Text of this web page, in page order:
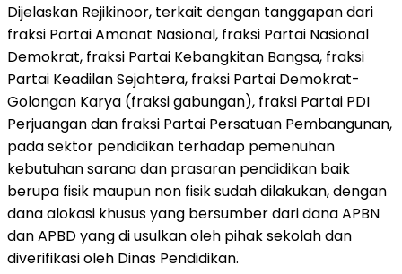
Dijelaskan Rejikinoor, terkait dengan tanggapan dari
fraksi Partai Amanat Nasional, fraksi Partai Nasional
Demokrat, fraksi Partai Kebangkitan Bangsa, fraksi
Partai Keadilan Sejahtera, fraksi Partai Demokrat-
Golongan Karya (fraksi gabungan), fraksi Partai PDI
Perjuangan dan fraksi Partai Persatuan Pembangunan,
pada sektor pendidikan terhadap pemenuhan
kebutuhan sarana dan prasaran pendidikan baik
berupa fisik maupun non fisik sudah dilakukan, dengan
dana alokasi khusus yang bersumber dari dana APBN
dan APBD yang di usulkan oleh pihak sekolah dan
diverifikasi oleh Dinas Pendidikan.